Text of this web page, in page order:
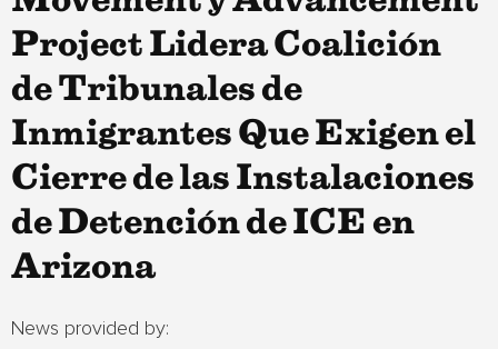
Project Lidera Coalición
de Tribunales de
Inmigrantes Que Exigen el
Cierre de las Instalaciones
de Detención de ICE en
Arizona
News provided by: